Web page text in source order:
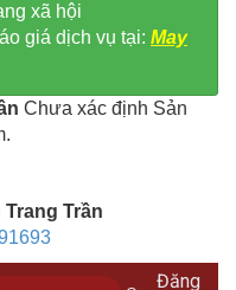
xã hội
giá dịch vụ tại: May
Chưa xác định Sản
Trần